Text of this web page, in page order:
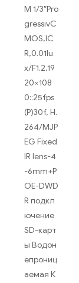
М 1/3″Pro
gressivC
MOS,IC
R,0.01lu
x/F1.2,19
20×108
0::25fps
(P)30f, H.
264/MJP
EG Fixed
IR lens-4
-6mm+P
OE-DWD
R подкл
ючение
SD-карт
ы Водон
епрониц
аемая К